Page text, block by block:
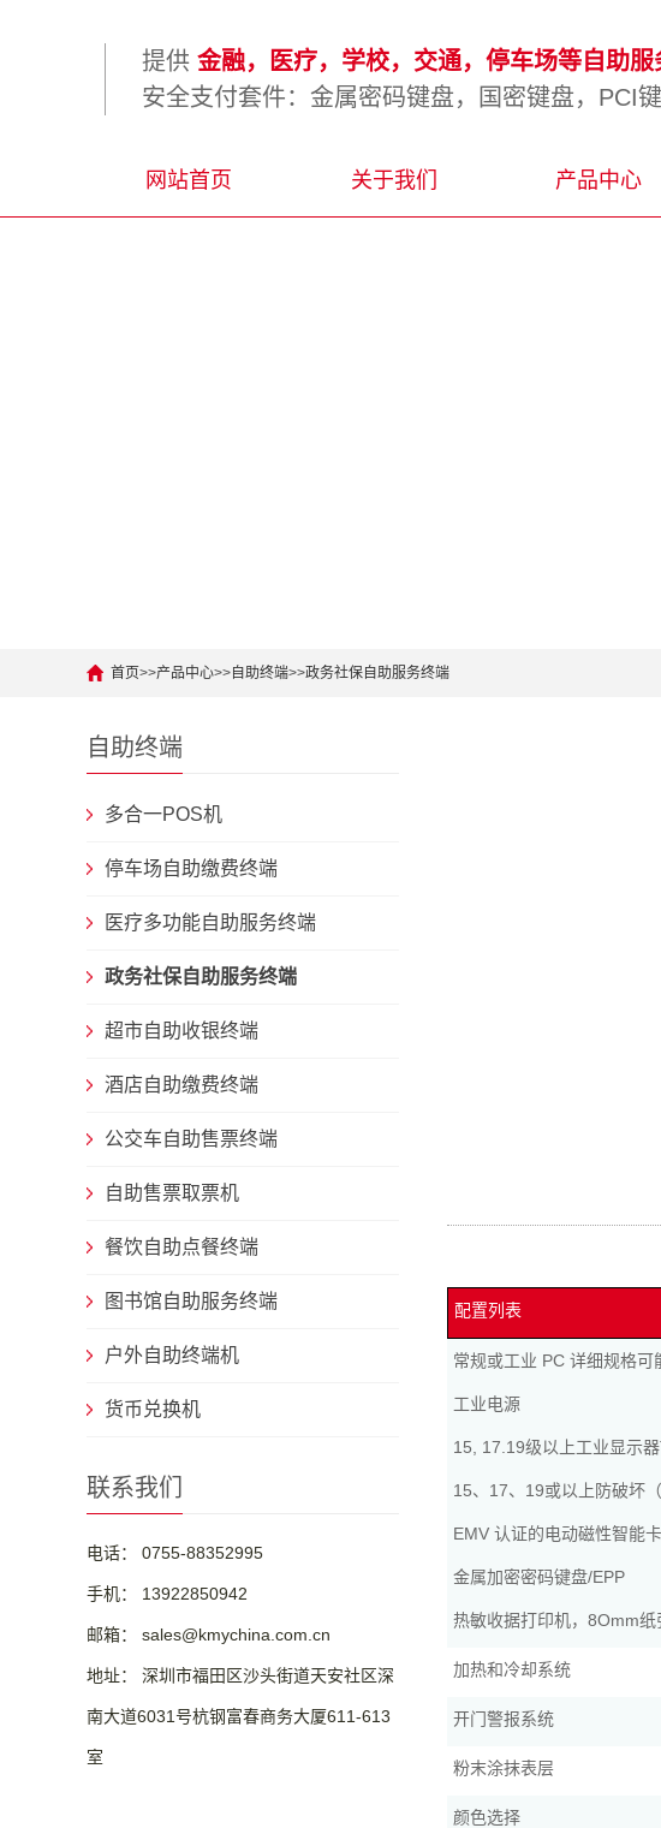
提供 金融，医疗，学校，交通，停车场等自助
安全支付套件：金属密码键盘，国密键盘，PCI
网站首页 关于我们 产品中心
首页>>产品中心>>自助终端>>政务社保自助服务终端
自助终端
多合一POS机
停车场自助缴费终端
医疗多功能自助服务终端
政务社保自助服务终端
超市自助收银终端
酒店自助缴费终端
公交车自助售票终端
自助售票取票机
餐饮自助点餐终端
图书馆自助服务终端
户外自助终端机
货币兑换机
联系我们
电话： 0755-88352995
手机： 13922850942
邮箱： sales@kmychina.com.cn
地址： 深圳市福田区沙头街道天安社区深
南大道6031号杭钢富春商务大厦611-613
室
配置列表
常规或工业 PC 详细规格可
工业电源
15, 17.19级以上工业显示
15、17、19或以上防破坏
EMV 认证的电动磁性智能
金属加密密码键盘/EPP
热敏收据打印机，8Omm纸
加热和冷却系统
开门警报系统
粉末涂抹表层
颜色选择